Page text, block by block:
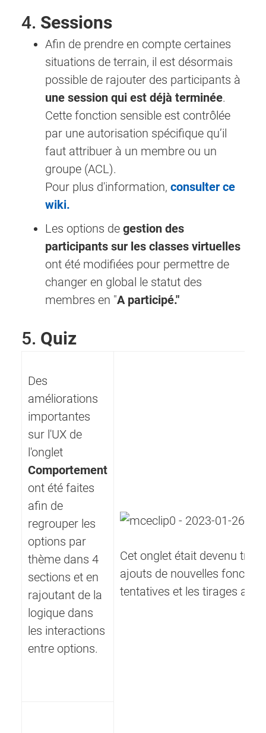
4. Sessions
Afin de prendre en compte certaines
situations de terrain, il est désormais
possible de rajouter des participants à
une session qui est déjà terminée.
Cette fonction sensible est contrôlée
par une autorisation spécifique qu’il
faut attribuer à un membre ou un
groupe (ACL).
Pour plus d'information, consulter ce
wiki.
Les options de gestion des
participants sur les classes virtuelles
ont été modifiées pour permettre de
changer en global le statut des
membres en "A participé."
5. Quiz
Des
améliorations
importantes
sur l'UX de
l'onglet
Comportement
ont été faites
afin de
regrouper les
options par
thème dans 4
sections et en
rajoutant de la
logique dans
les interactions
entre options.
Cet onglet était devenu très
ajouts de nouvelles
tentatives et les tirages